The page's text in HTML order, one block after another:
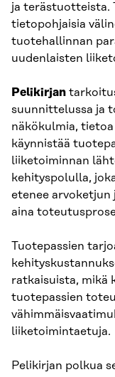
ja terästuotteista.
tietopohjaisia
tuotehallinnan
uudenlaisten
Pelikirjan
suunnittelussa ja
näkökulmia,
käynnistää
liiketoiminnan
kehityspolulla,
etenee
aina
Tuotepassien
ratkaisuista, mikä
tuotepassien
liiketoimintaetuja.
Pelikirjan polkua